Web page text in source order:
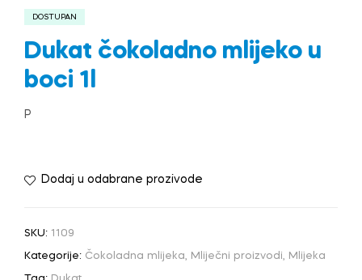
DOSTUPAN
Dukat čokoladno mlijeko u
boci 1l
P
Dodaj u odabrane prozivode
SKU: 1109
Kategorije: Čokoladna mlijeka, Mliječni proizvodi, Mlijeka